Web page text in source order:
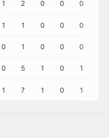
1 2 0 0 0
1 1 0 0 0
0 1 0 0 0
0 5 1 0 1
1 7 1 0 1